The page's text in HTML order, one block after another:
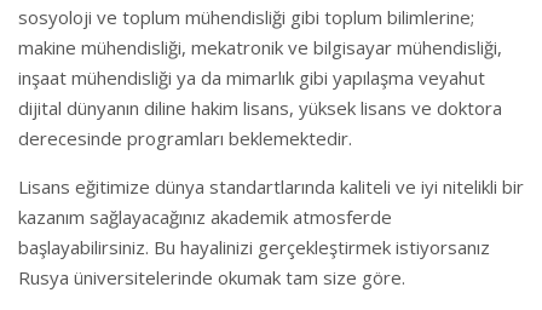
sosyoloji ve toplum mühendisliği gibi toplum bilimlerine;
makine mühendisliği, mekatronik ve bilgisayar mühendisliği,
inşaat mühendisliği ya da mimarlık gibi yapılaşma veyahut
dijital dünyanın diline hakim lisans, yüksek lisans ve doktora
derecesinde programları beklemektedir.
Lisans eğitimize dünya standartlarında kaliteli ve iyi nitelikli bir
kazanım sağlayacağınız akademik atmosferde
başlayabilirsiniz. Bu hayalinizi gerçekleştirmek istiyorsanız
Rusya üniversitelerinde okumak tam size göre.